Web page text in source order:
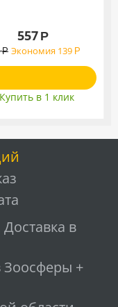
557 Р
Р Экономия 139 Р
Купить в 1 клик
в
+